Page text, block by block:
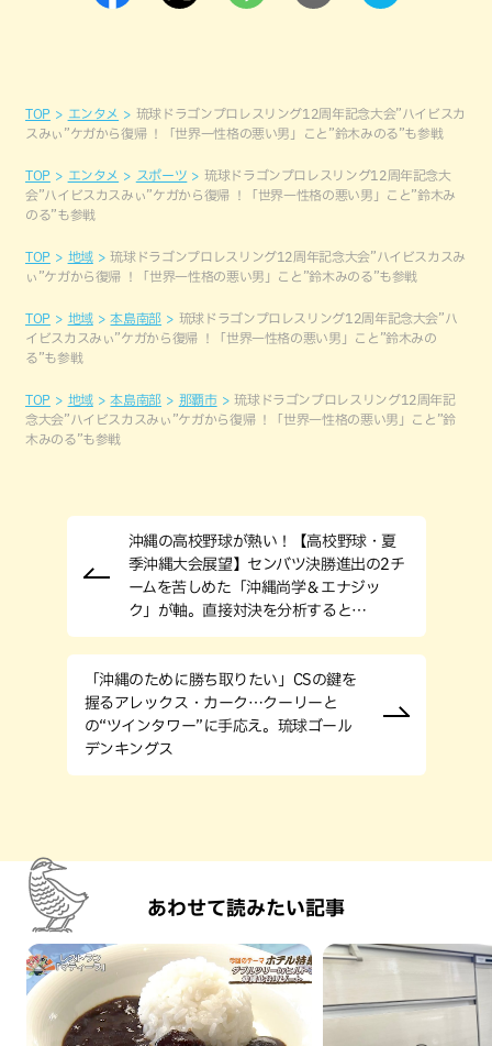
TOP エンタメ
琉球ドラゴンプロレスリング12周年記念大会”ハイビスカ
スみぃ”ケガから復帰 ！「世界一性格の悪い男」こと”鈴木みのる”も参戦
TOP エンタメ スポーツ
琉球ドラゴンプロレスリング12周年記念大
会”ハイビスカスみぃ”ケガから復帰 ！「世界一性格の悪い男」こと”鈴木み
のる”も参戦
TOP 地域
琉球ドラゴンプロレスリング12周年記念大会”ハイビスカスみ
ぃ”ケガから復帰 ！「世界一性格の悪い男」こと”鈴木みのる”も参戦
TOP 地域 本島南部
琉球ドラゴンプロレスリング12周年記念大会”ハ
イビスカスみぃ”ケガから復帰 ！「世界一性格の悪い男」こと”鈴木みの
る”も参戦
TOP 地域 本島南部 那覇市
琉球ドラゴンプロレスリング12周年記
念大会”ハイビスカスみぃ”ケガから復帰 ！「世界一性格の悪い男」こと”鈴
木みのる”も参戦
沖縄の高校野球が熱い！【高校野球・夏
季沖縄大会展望】センバツ決勝進出の2チ
ームを苦しめた「沖縄尚学＆エナジッ
ク」が軸。直接対決を分析すると…
「沖縄のために勝ち取りたい」CSの鍵を
握るアレックス・カーク…クーリーと
の“ツインタワー”に手応え。琉球ゴール
デンキングス
あわせて読みたい記事